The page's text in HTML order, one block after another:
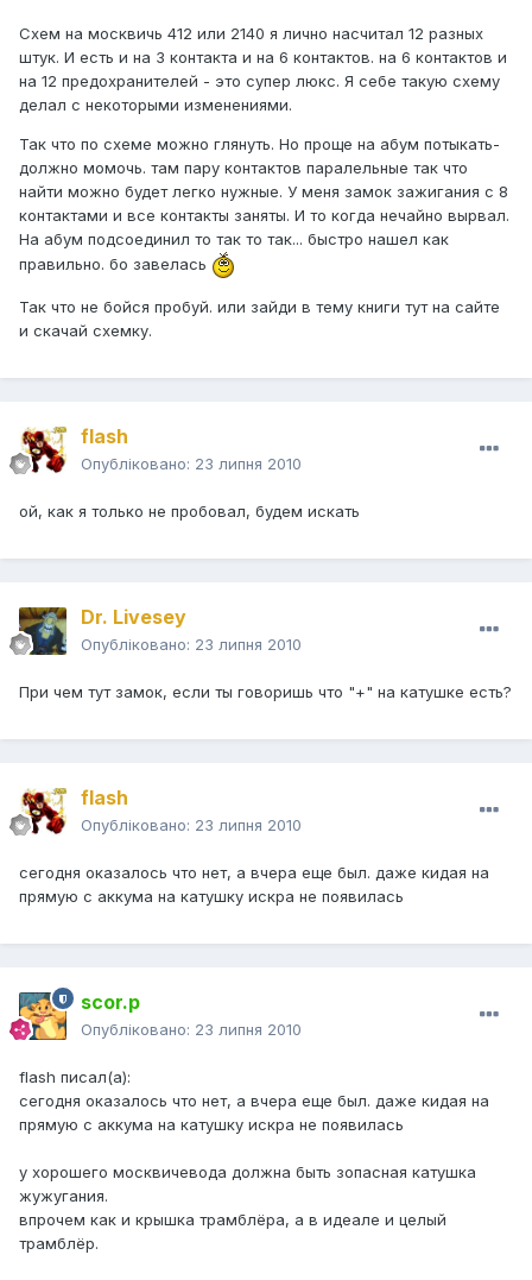
Схем на москвичь 412 или 2140 я лично насчитал 12 разных
штук. И есть и на 3 контакта и на 6 контактов. на 6 контактов и
на 12 предохранителей - это супер люкс. Я себе такую схему
делал с некоторыми изменениями.
Так что по схеме можно глянуть. Но проще на абум потыкать-
должно момочь. там пару контактов паралельные так что
найти можно будет легко нужные. У меня замок зажигания с 8
контактами и все контакты заняты. И то когда нечайно вырвал.
На абум подсоединил то так то так... быстро нашел как
правильно. бо завелась
Так что не бойся пробуй. или зайди в тему книги тут на сайте
и скачай схемку.
flash
Опубліковано: 23 липня 2010
ой, как я только не пробовал, будем искать
Dr. Livesey
Опубліковано: 23 липня 2010
При чем тут замок, если ты говоришь что "+" на катушке есть?
flash
Опубліковано: 23 липня 2010
сегодня оказалось что нет, а вчера еще был. даже кидая на
прямую с аккума на катушку искра не появилась
scor.p
Опубліковано: 23 липня 2010
flash писал(а):
сегодня оказалось что нет, а вчера еще был. даже кидая на
прямую с аккума на катушку искра не появилась
у хорошего москвичевода должна быть зопасная катушка
жужугания.
впрочем как и крышка трамблёра, а в идеале и целый
трамблёр.